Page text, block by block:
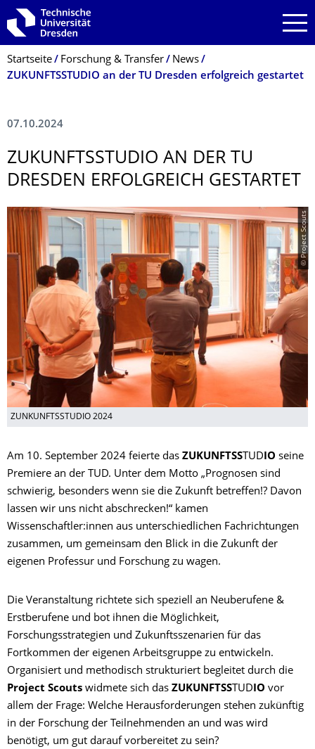
Zur Hauptnavigation springen
Zur Suche springen
Zum Inhalt springen
Breadcrumb-Menü
Startseite Forschung & Transfer
News
­ZUKUNFTSSTUDIO an der TU Dresden erfolgreich gestartet
07.10.2024
­ZUKUNFTSSTUDIO AN DER TU
DRESDEN ERFOLGREICH GESTARTET
© Project Scouts
ZUNKUNFTSSTUDIO 2024
Am 10. September 2024 feierte das ZUKUNFTSS TUDIO seine
Premiere an der TUD. Unter dem Motto „Prognosen sind
schwierig, besonders wenn sie die Zukunft betreffen!? Davon
lassen wir uns nicht abschrecken!“ kamen
Wissenschaftler:innen aus unterschiedlichen Fachrichtungen
zusammen, um gemeinsam den Blick in die Zukunft der
eigenen Professur und Forschung zu wagen.
Die Veranstaltung richtete sich speziell an Neuberufene &
Erstberufene und bot ihnen die Möglichkeit,
Forschungsstrategien und Zukunftsszenarien für das
Fortkommen der eigenen Arbeitsgruppe zu entwickeln.
Organisiert und methodisch strukturiert begleitet durch die
Project Scouts widmete sich das ZUKUNFTSS TUDIO vor
allem der Frage: Welche Herausforderungen stehen zukünftig
in der Forschung der Teilnehmenden an und was wird
benötigt, um gut darauf vorbereitet zu sein?